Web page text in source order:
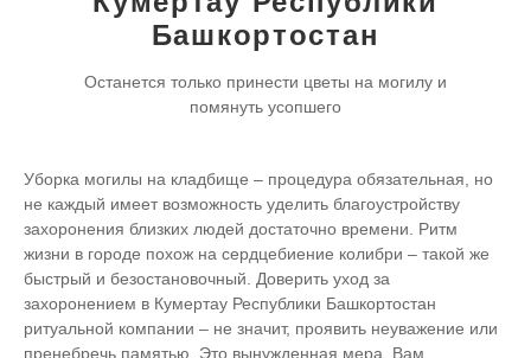
Башкортостан
Останется только принести цветы на могилу и
помянуть усопшего
Уборка могилы на кладбище – процедура обязательная, но
не каждый имеет возможность уделить благоустройству
захоронения близких людей достаточно времени. Ритм
жизни в городе похож на сердцебиение колибри – такой же
быстрый и безостановочный. Доверить уход за
захоронением в Кумертау Республики Башкортостан
ритуальной компании – не значит, проявить неуважение или
пренебречь памятью. Это вынужденная мера. Вам